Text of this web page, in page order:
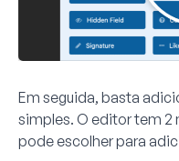
Em seguida, basta
simples. O editor tem
pode escolher para